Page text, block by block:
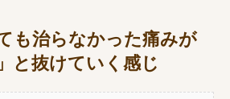
も治らなかった痛みが
と抜けていく感じ